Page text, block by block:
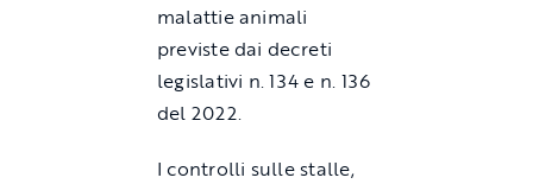
malattie animali
previste dai decreti
legislativi n. 134 e n. 136
del 2022.
I controlli sulle stalle,